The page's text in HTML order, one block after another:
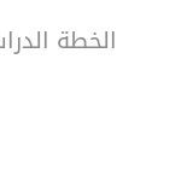
الخطة